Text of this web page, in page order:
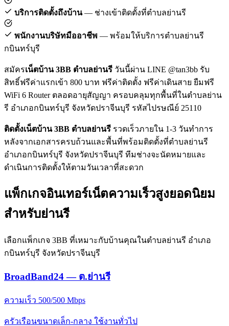
บริการติดตั้งถึงบ้าน— ช่างเข้าติดตั้งที่ตำบลย่านรี
พนักงานบริษัทมืออาชีพ — พร้อมให้บริการตำบลย่านรี
กบินทร์บุรี
สมัครเน็ตบ้าน 3BB ตำบลย่านรี วันนี้ผ่าน LINE @tan3bb รับ
สิทธิ์ฟรีค่าแรกเข้า 800 บาท ฟรีค่าติดตั้ง ฟรีค่าเดินสาย ยืมฟรี
WiFi 6 Router ตลอดอายุสัญญา ครอบคลุมทุกพื้นที่ในตำบลย่าน
รี อำเภอกบินทร์บุรี จังหวัดปราจีนบุรี รหัสไปรษณีย์ 25110
ติดตั้งเน็ตบ้าน 3BB ตำบลย่านรี รวดเร็วภายใน 1-3 วันทำการ
หลังจากเอกสารครบถ้วนและพื้นที่พร้อมติดตั้งที่ตำบลย่านรี
อำเภอกบินทร์บุรี จังหวัดปราจีนบุรี ทีมช่างจะนัดหมายและ
ดำเนินการติดตั้งให้ตามวันเวลาที่สะดวก
แพ็กเกจอินเทอร์เน็ตความเร็วสูงยอดนิยม
สำหรับย่านรี
เลือกแพ็กเกจ 3BB ที่เหมาะกับบ้านคุณในตำบลย่านรี อำเภอ
กบินทร์บุรี จังหวัดปราจีนบุรี
BroadBand24 — ต.ย่านรี
ความเร็ว 500/500 Mbps
ครัวเรือนขนาดเล็ก-กลาง ใช้งานทั่วไป